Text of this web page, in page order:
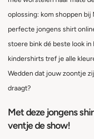
oplossing: kom shoppen bij
perfecte jongens shirt
stoere bink dé beste look
kindershirts tref je alle
Wedden dat jouw zoontje
draagt?
Met deze jongens
ventje de show!